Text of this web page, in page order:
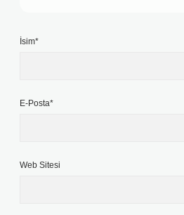
İsim*
E-Posta*
Web Sitesi